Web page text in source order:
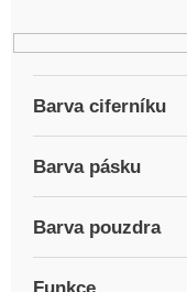
ů
Barva ciferníku
Barva pásku
Barva pouzdra